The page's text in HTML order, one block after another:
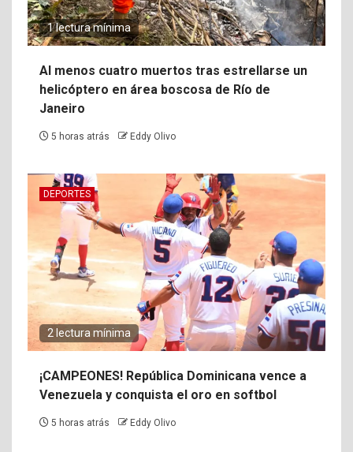
1 lectura mínima
Al menos cuatro muertos tras estrellarse un
helicóptero en área boscosa de Río de
Janeiro
5 horas atrás Eddy Olivo
DEPORTES
2 lectura mínima
¡CAMPEONES! República Dominicana vence a
Venezuela y conquista el oro en softbol
5 horas atrás Eddy Olivo